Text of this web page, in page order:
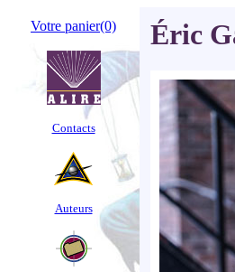
Votre panier(0)
Contacts
Auteurs
Éric